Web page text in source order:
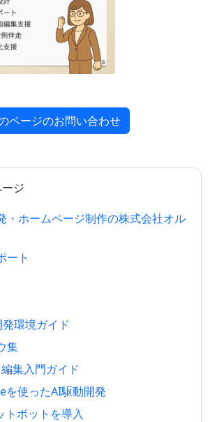
ページのお問い合わせ
ジ
・ホームページ制作の株式会社オル
ート
環境ガイド
集
集入門ガイド
を使ったAI駆動開発
トボットを導入